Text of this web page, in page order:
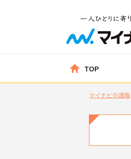
TOP
マイナビ介護職